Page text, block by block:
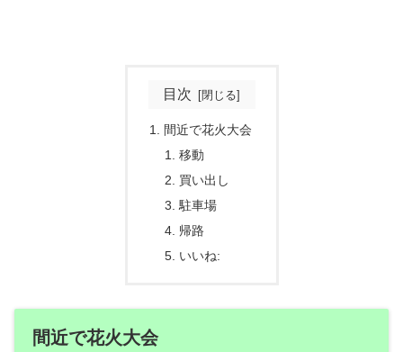
目次
間近で花火大会
移動
買い出し
駐車場
帰路
いいね:
間近で花火大会